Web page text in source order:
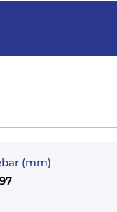
(mm)